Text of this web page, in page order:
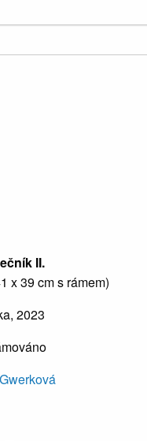
II.
x 39 cm s rámem)
2023